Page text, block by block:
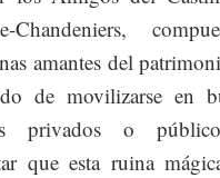
Chandeniers,
amantes del
de movilizarse en
privados o
que esta ruina